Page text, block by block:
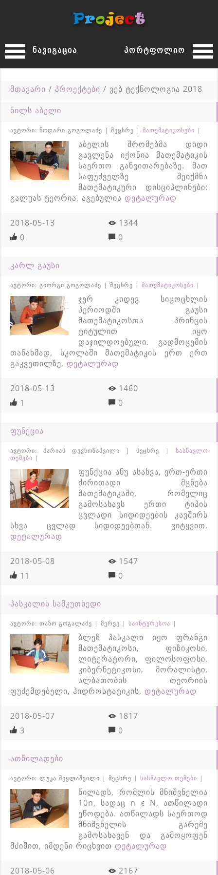
პორტფოლიო
ნავიგაცია
მთავარი / პროექტები / ვებ ტექნოლოგია 2018
ნილს აბელი
ავტორი: ნოდარი გოგოლაძე | მეცხრე | მათემატიკოსები |
აბელის შრომებმა დიდი
გავლენა იქონია მათემატიკის
საერთო განვითარებაზე. მათ
საფუძველზე შეიქმნა
მათემატიკური დისციპლინები:
გალუას ტეორია, აგებულია დეტალურად
2018-05-13
1344
0
0
კარლ გაუსი
ავტორი: გიორგი გოგოლაძე | მეცხრე | მათემატიკოსები |
ჯერ კიდევ სიცოცხლის
პერიოდში გაუსი
მათემატიკოსთა პრინცის
ტიტულით იყო
დაჯილდოებული. გადმოცემის
თანახმად, სკოლაში მათემატიკის ერთ ერთ
გაკვეთილზე, დეტალურად
2018-05-13
1460
1
0
ფუნქცია
ავტორი: მარიამ დევნოზაშვილი | მეცხრე | სასწავლო
თემები |
ფუნქცია ანუ ასახვა, ერთ-ერთი
ძირითადი მცნება
მათემატიკაში, რომელიც
გამოსახავს ერთი ტიპის
ცვლადი სიდიდეების კავშირს
სხვა ცვლად სიდიდეებთან. ვიტყვით,
დეტალურად
2018-05-08
1547
11
0
პასკალის სამკუთხედი
ავტორი: თაზო გოგალაძე | მერვე | საინტერესოა |
ბლეზ პასკალი იყო ფრანგი
მათემატიკოსი, ფიზიკოსი,
ლიტერატორი, ფილოსოფოსი,
კიბერნეტიკოსი, მორალისტი,
ალბათობის თეორიის
ფუძემდებელი, ჰიდროსტატიკის, დეტალურად
2018-05-07
1817
3
0
ათწილადები
ავტორი: ლუკა შეყლაშვილი | მეცხრე | სასწავლო თემები |
წილადს, რომლის მნიშვნელია
10n, სადაც n ϵ N, ათწილადი
ეწოდება. ათწილადს საერთოდ
მნიშვნელის გარეშე
გამოსახავენ და გამოყოფენ
მძიმით, იმდენი რიცხვით დეტალურად
2018-05-06 2167